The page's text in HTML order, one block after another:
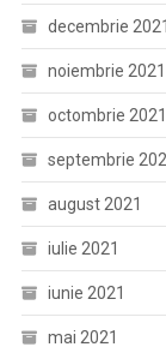
decembrie 2021
noiembrie 2021
octombrie 2021
septembrie
august 2021
iulie 2021
iunie 2021
mai 2021